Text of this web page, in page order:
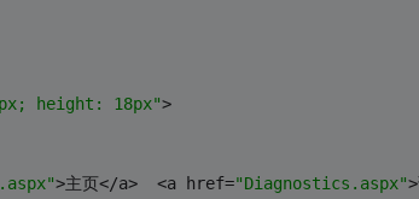
height: 18px">
>主页</a>  <a href="Diagnostics.aspx"